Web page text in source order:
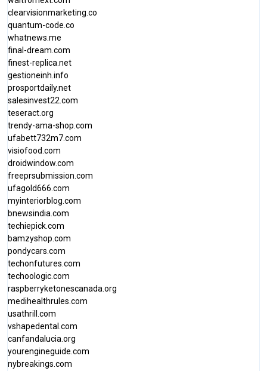
clearvisionmarketing.co
quantum-code.co
whatnews.me
final-dream.com
finest-replica.net
gestioneinh.info
prosportdaily.net
salesinvest22.com
teseract.org
trendy-ama-shop.com
ufabett732m7.com
visiofood.com
droidwindow.com
freeprsubmission.com
ufagold666.com
myinteriorblog.com
bnewsindia.com
techiepick.com
bamzyshop.com
pondycars.com
techonfutures.com
techoologic.com
raspberryketonescanada.org
medihealthrules.com
usathrill.com
vshapedental.com
canfandalucia.org
yourengineguide.com
nybreakings.com